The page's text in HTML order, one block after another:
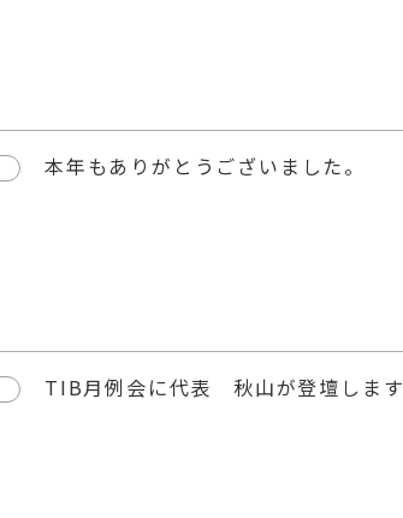
本年もありがとうございました。
TIB月例会に代表 秋山が登壇します